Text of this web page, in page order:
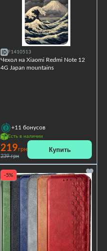
F1410513
Чехол на Xiaomi Redmi Note 12
4G Japan mountains
+11 бонусов
Есть в наличии
219грн
239 грн
Купить
-5%